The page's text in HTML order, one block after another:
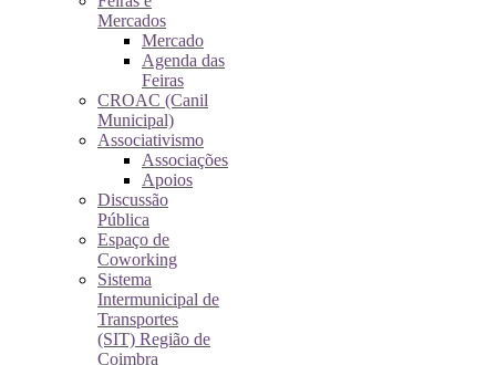
Mercados
Mercado
Agenda das
Feiras
CROAC (Canil
Municipal)
Associativismo
Associações
Apoios
Discussão
Pública
Espaço de
Coworking
Sistema
Intermunicipal de
Transportes
(SIT) Região de
Coimbra